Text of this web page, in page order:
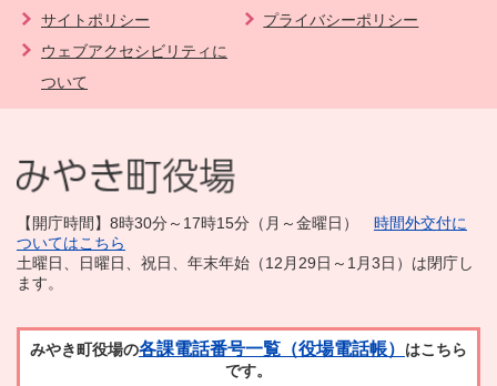
サイトポリシー
プライバシーポリシー
ウェブアクセシビリティに
ついて
【開庁時間】8時30分～17時15分（月～金曜日） 時間外交付に
ついてはこちら
土曜日、日曜日、祝日、年末年始（12月29日～1月3日）は閉庁し
ます。
みやき町役場の各課電話番号一覧（役場電話帳） はこちら
です。